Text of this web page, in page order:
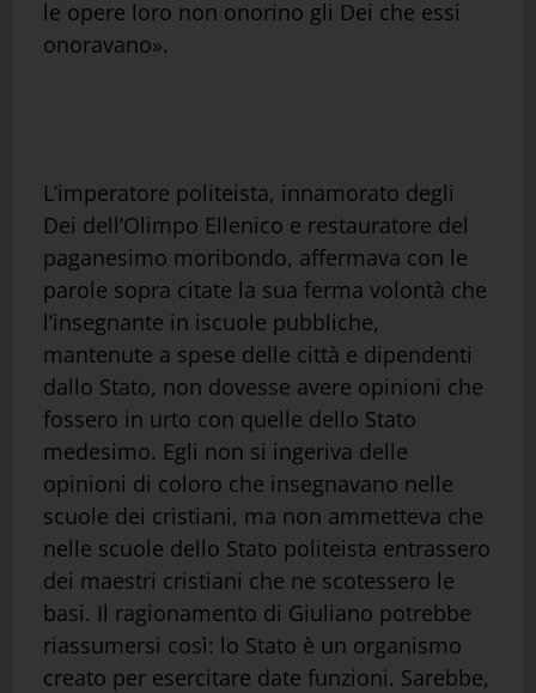
le opere loro non onorino gli Dei che essi
onoravano».
L’imperatore politeista, innamorato degli
Dei dell’Olimpo Ellenico e restauratore del
paganesimo moribondo, affermava con le
parole sopra citate la sua ferma volontà che
l’insegnante in iscuole pubbliche,
mantenute a spese delle città e dipendenti
dallo Stato, non dovesse avere opinioni che
fossero in urto con quelle dello Stato
medesimo. Egli non si ingeriva delle
opinioni di coloro che insegnavano nelle
scuole dei cristiani, ma non ammetteva che
nelle scuole dello Stato politeista entrassero
dei maestri cristiani che ne scotessero le
basi. Il ragionamento di Giuliano potrebbe
riassumersi così: lo Stato è un organismo
creato per esercitare date funzioni. Sarebbe,